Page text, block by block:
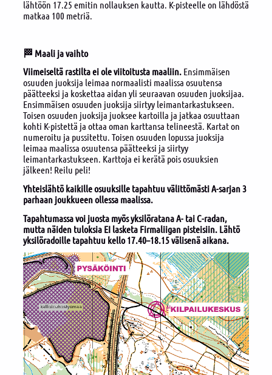
lähtöön 17.25 emitin nollauksen kautta. K-pisteelle on lähdöstä
matkaa 100 metriä.
🏁 Maali ja vaihto
Viimeiseltä rastilta ei ole viitoitusta maaliin.Ensimmäisen
osuuden juoksija leimaa normaalisti maalissa osuutensa
päätteeksi ja koskettaa aidan yli seuraavan osuuden juoksijaa.
Ensimmäisen osuuden juoksija siirtyy leimantarkastukseen.
Toisen osuuden juoksija juoksee kartoilla ja jatkaa osuuttaan
kohti K-pistettä ja ottaa oman karttansa telineestä. Kartat on
numeroitu ja pussitettu. Toisen osuuden lopussa juoksija
leimaa maalissa osuutensa päätteeksi ja siirtyy
leimantarkastukseen. Karttoja ei kerätä pois osuuksien
jälkeen! Reilu peli!
Yhteislähtö kaikille osuuksille tapahtuu välittömästi A-sarjan 3
parhaan joukkueen ollessa maalissa.
Tapahtumassa voi juosta myös yksilöratana A- tai C-radan,
mutta näiden tuloksia EI lasketa Firmaliigan pisteisiin. Lähtö
yksilöradoille tapahtuu kello 17.40–18.15 välisenä aikana.